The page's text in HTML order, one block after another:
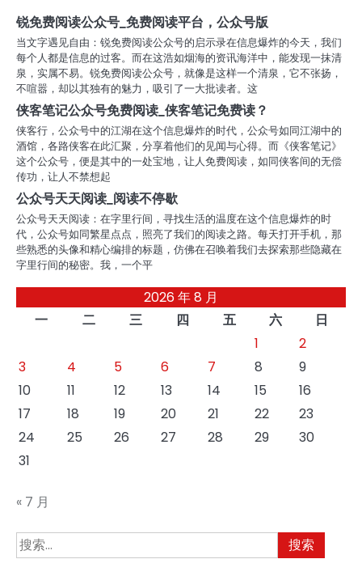
航
锐免费阅读公众号_免费阅读平台，公众号版
当文字遇见自由：锐免费阅读公众号的启示录在信息爆炸的今天，我们
每个人都是信息的过客。而在这浩如烟海的资讯海洋中，能发现一抹清
泉，实属不易。锐免费阅读公众号，就像是这样一个清泉，它不张扬，
不喧嚣，却以其独有的魅力，吸引了一大批读者。这
侠客笔记公众号免费阅读_侠客笔记免费读？
侠客行，公众号中的江湖在这个信息爆炸的时代，公众号如同江湖中的
酒馆，各路侠客在此汇聚，分享着他们的见闻与心得。而《侠客笔记》
这个公众号，便是其中的一处宝地，让人免费阅读，如同侠客间的无偿
传功，让人不禁想起
公众号天天阅读_阅读不停歇
公众号天天阅读：在字里行间，寻找生活的温度在这个信息爆炸的时
代，公众号如同繁星点点，照亮了我们的阅读之路。每天打开手机，那
些熟悉的头像和精心编排的标题，仿佛在召唤着我们去探索那些隐藏在
字里行间的秘密。我，一个平
2026 年 8 月
一
二 三 四 五 六
日
1
2
3
4 5 6 7 8
9
10
11 12 13 14 15
16
17
18 19 20 21 22
23
24
25 26 27 28 29
30
31
« 7 月
搜
索：